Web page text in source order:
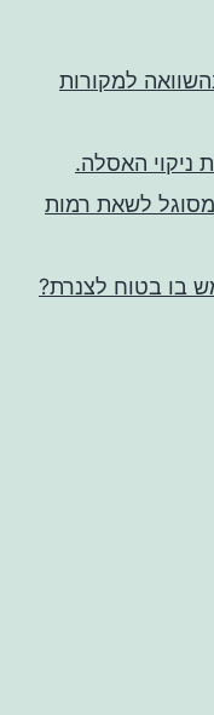
למקורות
ניקוי האסלה.
מסוגל לשאת רמות
בו בטוח לצנרת?